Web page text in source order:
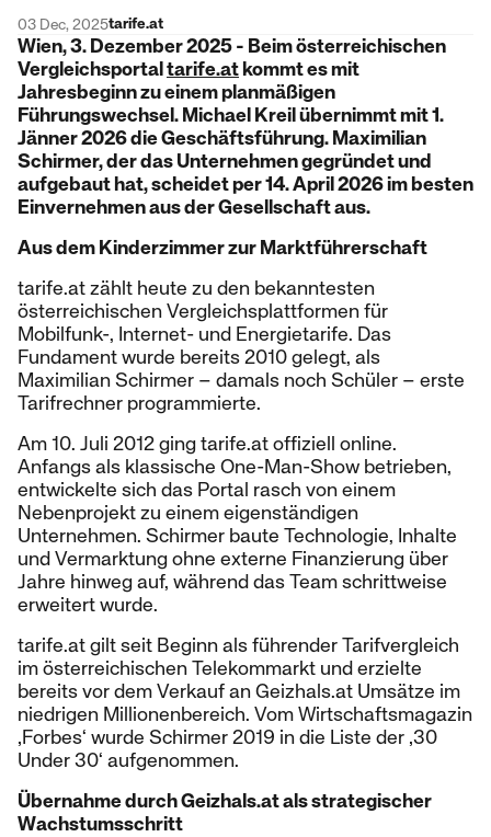
03 Dec, 2025tarife.at
Wien, 3. Dezember 2025 - Beim österreichischen
Vergleichsportaltarife.atkommt es mit
Jahresbeginn zu einem planmäßigen
Führungswechsel. Michael Kreil übernimmt mit 1.
Jänner 2026 die Geschäftsführung. Maximilian
Schirmer, der das Unternehmen gegründet und
aufgebaut hat, scheidet per 14. April 2026 im besten
Einvernehmen aus der Gesellschaft aus.
Aus dem Kinderzimmer zur Marktführerschaft
tarife.at zählt heute zu den bekanntesten
österreichischen Vergleichsplattformen für
Mobilfunk-, Internet- und Energietarife. Das
Fundament wurde bereits 2010 gelegt, als
Maximilian Schirmer – damals noch Schüler – erste
Tarifrechner programmierte.
Am 10. Juli 2012 ging tarife.at offiziell online.
Anfangs als klassische One-Man-Show betrieben,
entwickelte sich das Portal rasch von einem
Nebenprojekt zu einem eigenständigen
Unternehmen. Schirmer baute Technologie, Inhalte
und Vermarktung ohne externe Finanzierung über
Jahre hinweg auf, während das Team schrittweise
erweitert wurde.
tarife.at gilt seit Beginn als führender Tarifvergleich
im österreichischen Telekommarkt und erzielte
bereits vor dem Verkauf an Geizhals.at Umsätze im
niedrigen Millionenbereich. Vom Wirtschaftsmagazin
‚Forbes‘ wurde Schirmer 2019 in die Liste der ‚30
Under 30‘ aufgenommen.
Übernahme durch Geizhals.at als strategischer
Wachstumsschritt